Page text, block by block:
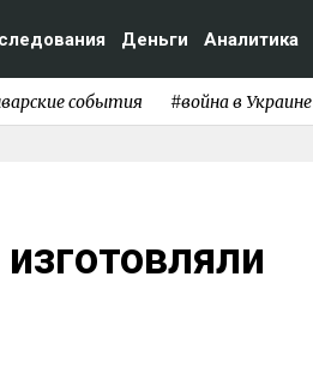
Деньги Аналитика
события #война в Украине